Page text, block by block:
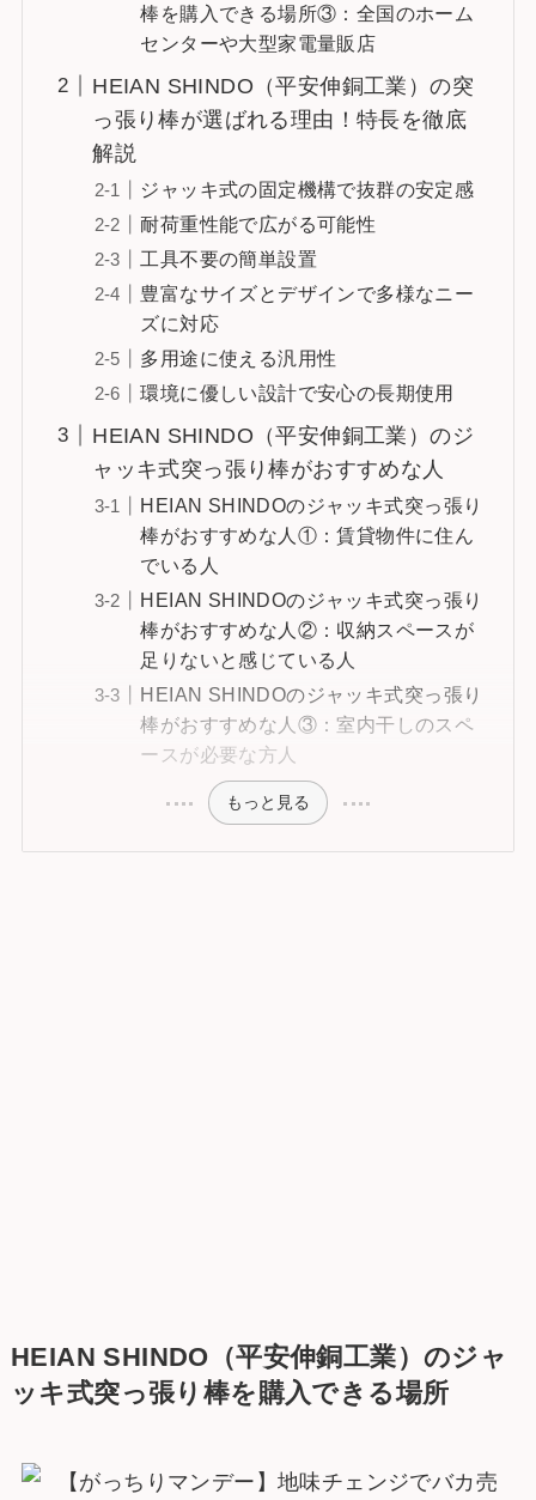
棒を購入できる場所③：全国のホーム
センターや大型家電量販店
HEIAN SHINDO（平安伸銅工業）の突
っ張り棒が選ばれる理由！特長を徹底
解説
ジャッキ式の固定機構で抜群の安定感
耐荷重性能で広がる可能性
工具不要の簡単設置
豊富なサイズとデザインで多様なニー
ズに対応
多用途に使える汎用性
環境に優しい設計で安心の長期使用
HEIAN SHINDO（平安伸銅工業）のジ
ャッキ式突っ張り棒がおすすめな人
HEIAN SHINDOのジャッキ式突っ張り
棒がおすすめな人①：賃貸物件に住ん
でいる人
HEIAN SHINDOのジャッキ式突っ張り
棒がおすすめな人②：収納スペースが
足りないと感じている人
HEIAN SHINDOのジャッキ式突っ張り
棒がおすすめな人③：室内干しのスペ
ースが必要な方人
もっと見る
HEIAN SHINDO（平安伸銅工業） のジャ
ッキ式突っ張り棒を購入できる場所